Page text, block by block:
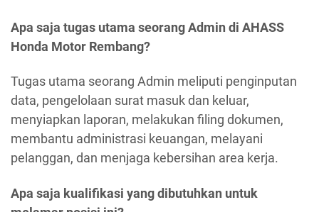
Apa saja tugas utama seorang Admin di AHASS
Honda Motor Rembang?
Tugas utama seorang Admin meliputi penginputan
data, pengelolaan surat masuk dan keluar,
menyiapkan laporan, melakukan filing dokumen,
membantu administrasi keuangan, melayani
pelanggan, dan menjaga kebersihan area kerja.
Apa saja kualifikasi yang dibutuhkan untuk